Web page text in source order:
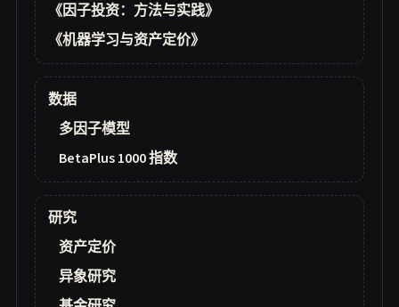
《因子投资：方法与实践》
《机器学习与资产定价》
数据
多因子模型
BetaPlus 1000 指数
研究
资产定价
异象研究